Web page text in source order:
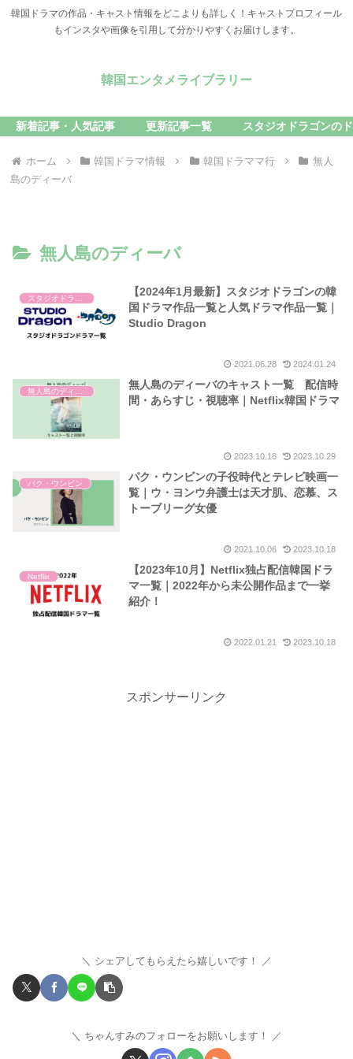
韓国ドラマの作品・キャスト情報をどこよりも詳しく！キャストプロフィール
もインスタや画像を引用して分かりやすくお届けします。
韓国エンタメライブラリー
新着記事・人気記事 更新記事一覧 スタジオドラゴンの
ホーム 韓国ドラマ情報 韓国ドラママ行
無人
島のディーバ
無人島のディーバ
【2024年1月最新】スタジオドラゴンの韓
国ドラマ作品一覧と人気ドラマ作品一覧｜
Studio Dragon
2021.06.28 2024.01.24
無人島のディーバのキャスト一覧 配信時
間・あらすじ・視聴率｜Netflix韓国ドラマ
2023.10.18 2023.10.29
パク・ウンビン
パク・ウンビンの子役時代とテレビ映画一
覧｜ウ・ヨンウ弁護士は天才肌、恋慕、ス
トーブリーグ女優
2021.10.06 2023.10.18
Netflix
【2023年10月】Netflix独占配信韓国ドラ
マ一覧｜2022年から未公開作品まで一挙
紹介！
2022.01.21 2023.10.18
スポンサーリンク
シェアしてもらえたら嬉しいです！
ちゃんすみのフォローをお願いします！